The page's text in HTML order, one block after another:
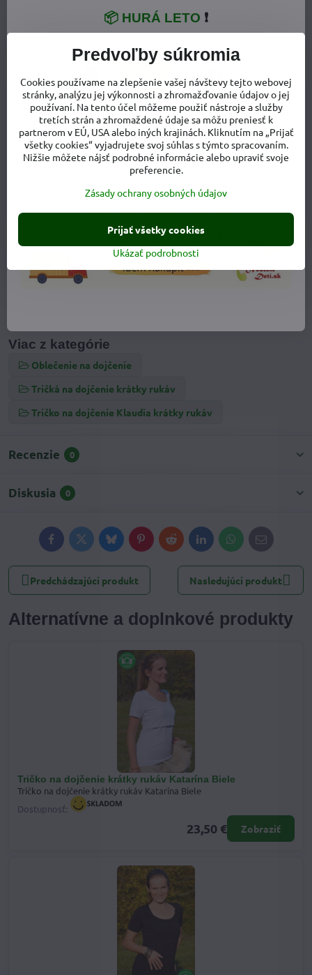
Viac z kategórie
Oblečenie na dojčenie
Tričká na dojčenie krátky rukáv
Tričko na dojčenie Klaudia krátky rukáv
Recenzie 0
Diskusia 0
FacebookTwitterBlueskyPinterestRedditLinkedInWhatsApp
E-
mail
Predchádzajúci produkt Nasledujúci produkt
Alternatívne a doplnkové produkty
Tričko na dojčenie krátky rukáv Katarína Biele
Tričko na dojčenie krátky rukáv Katarína Biele
Dostupnosť:
23,50 € Zobraziť
Predvoľby súkromia
Cookies používame na zlepšenie vašej návštevy tejto webovej
stránky, analýzu jej výkonnosti a zhromažďovanie údajov o jej
používaní. Na tento účel môžeme použiť nástroje a služby
tretích strán a zhromaždené údaje sa môžu preniesť k
partnerom v EÚ, USA alebo iných krajinách. Kliknutím na „Prijať
všetky cookies“ vyjadrujete svoj súhlas s týmto spracovaním.
Nižšie môžete nájsť podrobné informácie alebo upraviť svoje
preferencie.
Zásady ochrany osobných údajov
Ukázať podrobnosti
Prijať všetky cookies
📦 HURÁ LETO ❗